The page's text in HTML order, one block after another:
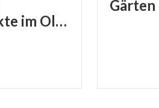
aussichtspunkte im Oltrepò Pavese für unglaubliche fotos
Gärten